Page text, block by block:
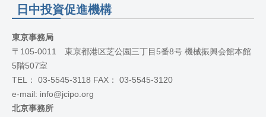
日中投資促進機構
東京事務局
〒105-0011 東京都港区芝公園三丁目5番8号 機械振興会館本館
5階507室
TEL： 03-5545-3118 FAX： 03-5545-3120
e-mail: info@jcipo.org
北京事務所